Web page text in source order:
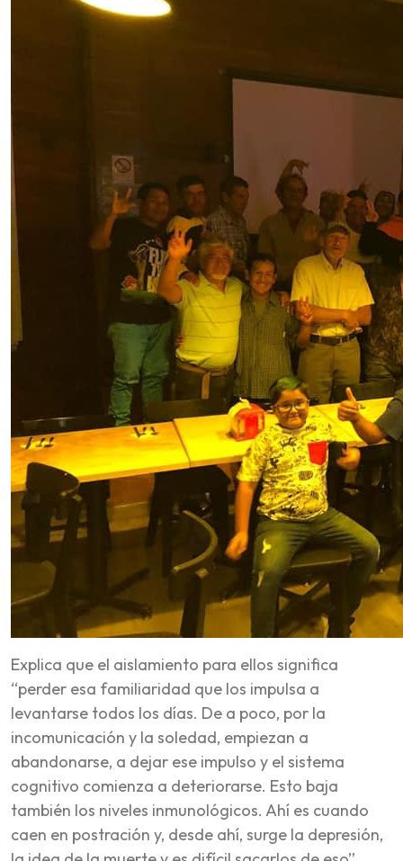
Explica que el aislamiento para ellos significa
“perder esa familiaridad que los impulsa a
levantarse todos los días. De a poco, por la
incomunicación y la soledad, empiezan a
abandonarse, a dejar ese impulso y el sistema
cognitivo comienza a deteriorarse. Esto baja
también los niveles inmunológicos. Ahí es cuando
caen en postración y, desde ahí, surge la depresión,